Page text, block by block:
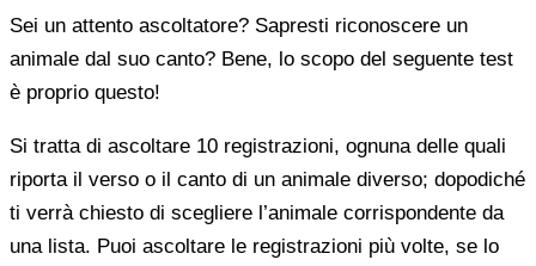
Sei un attento ascoltatore? Sapresti riconoscere un
animale dal suo canto? Bene, lo scopo del seguente test
è proprio questo!
Si tratta di ascoltare 10 registrazioni, ognuna delle quali
riporta il verso o il canto di un animale diverso; dopodiché
ti verrà chiesto di scegliere l’animale corrispondente da
una lista. Puoi ascoltare le registrazioni più volte, se lo